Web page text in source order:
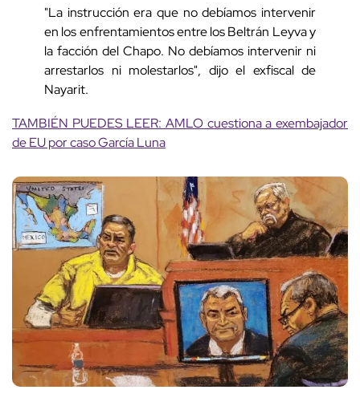
"La instrucción era que no debíamos intervenir
en los enfrentamientos entre los Beltrán Leyva y
la facción del Chapo. No debíamos intervenir ni
arrestarlos ni molestarlos", dijo el exfiscal de
Nayarit.
TAMBIÉN PUEDES LEER: AMLO cuestiona a exembajador
de EU por caso García Luna